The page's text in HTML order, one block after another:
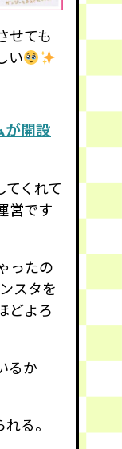
せても
い
開設
くれて
営です
ったの
スタを
どよろ
るか
る。